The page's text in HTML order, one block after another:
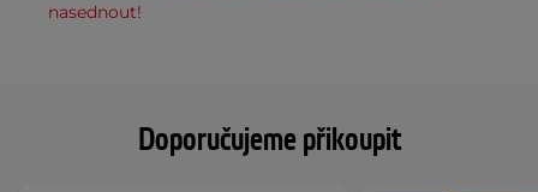
Doporučujeme přikoupit
nasednout!